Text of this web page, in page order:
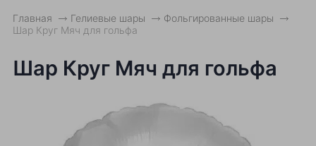
Главная Гелиевые шары
Фольгированные шары
Шар Круг Мяч для гольфа
Шар Круг Мяч для гольфа